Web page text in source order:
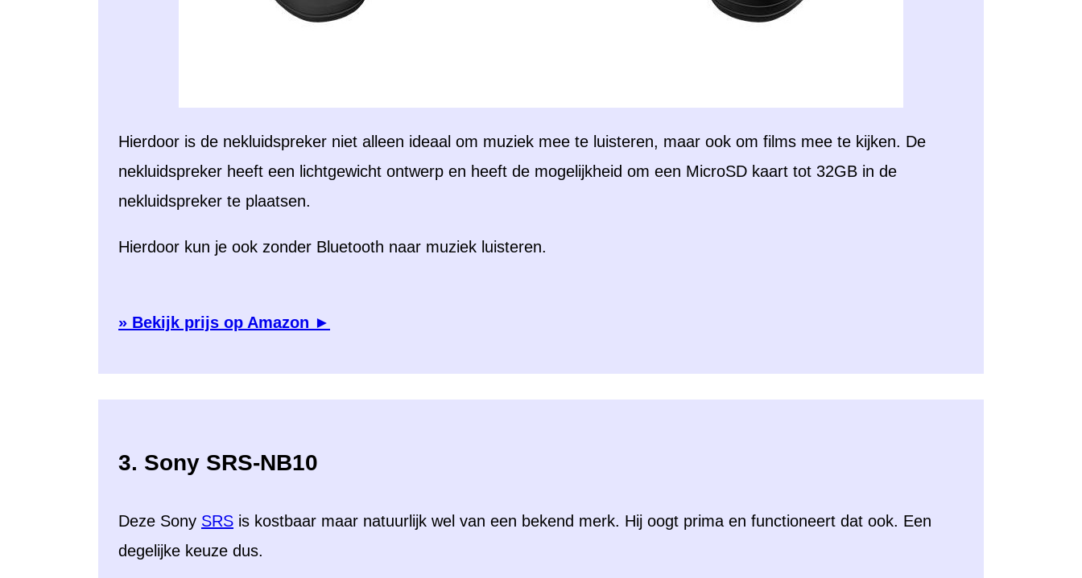
Hierdoor is de nekluidspreker niet alleen ideaal om muziek mee te luisteren, maar ook om films mee te kijken. De
nekluidspreker heeft een lichtgewicht ontwerp en heeft de mogelijkheid om een MicroSD kaart tot 32GB in de
nekluidspreker te plaatsen.
Hierdoor kun je ook zonder Bluetooth naar muziek luisteren.
» Bekijk prijs op Amazon ►
3. Sony SRS-NB10
Deze Sony SRS is kostbaar maar natuurlijk wel van een bekend merk. Hij oogt prima en functioneert dat ook. Een
degelijke keuze dus.